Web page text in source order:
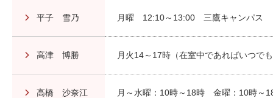
平子 雪乃 月曜 12:10～13:00 三鷹キャンパス
高津 博勝 月火14～17時（在室中であればいつで
高橋 沙奈江 月～水曜：10時～18時 金曜：10時～